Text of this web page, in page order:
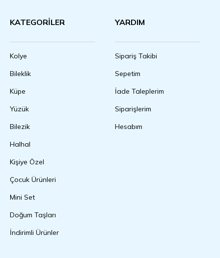
KATEGORİLER
Kolye
Bileklik
Küpe
Yüzük
Bilezik
Halhal
Kişiye Özel
Çocuk Ürünleri
Mini Set
Doğum Taşları
İndirimli Ürünler
YARDIM
Sipariş Takibi
Sepetim
İade Taleplerim
Siparişlerim
Hesabım